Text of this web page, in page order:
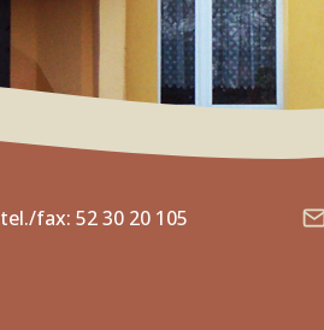
tel./fax: 52 30 20 105